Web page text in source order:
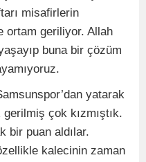
misafirlerin
ortam geriliyor. Allah
buna bir çözüm
yatarak
çok kızmıştık.
bir puan aldılar.
kalecinin zaman